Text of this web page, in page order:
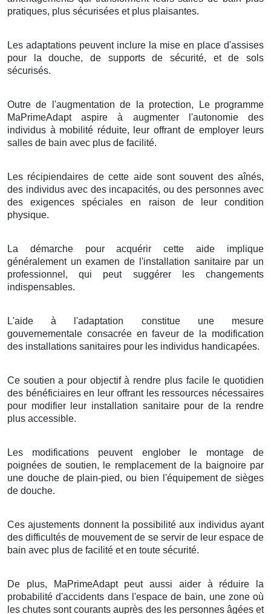
pratiques, plus sécurisées et plus plaisantes.
Les adaptations peuvent inclure la mise en place d'assises
pour la douche, de supports de sécurité, et de sols
sécurisés.
Outre de l'augmentation de la protection, Le programme
MaPrimeAdapt aspire à augmenter l'autonomie des
individus à mobilité réduite, leur offrant de employer leurs
salles de bain avec plus de facilité.
Les récipiendaires de cette aide sont souvent des aînés,
des individus avec des incapacités, ou des personnes avec
des exigences spéciales en raison de leur condition
physique.
La démarche pour acquérir cette aide implique
généralement un examen de l'installation sanitaire par un
professionnel, qui peut suggérer les changements
indispensables.
L'aide à l'adaptation constitue une mesure
gouvernementale consacrée en faveur de la modification
des installations sanitaires pour les individus handicapées.
Ce soutien a pour objectif à rendre plus facile le quotidien
des bénéficiaires en leur offrant les ressources nécessaires
pour modifier leur installation sanitaire pour de la rendre
plus accessible.
Les modifications peuvent englober le montage de
poignées de soutien, le remplacement de la baignoire par
une douche de plain-pied, ou bien l'équipement de sièges
de douche.
Ces ajustements donnent la possibilité aux individus ayant
des difficultés de mouvement de se servir de leur espace de
bain avec plus de facilité et en toute sécurité.
De plus, MaPrimeAdapt peut aussi aider à réduire la
probabilité d'accidents dans l'espace de bain, une zone où
les chutes sont courants auprès des les personnes âgées et